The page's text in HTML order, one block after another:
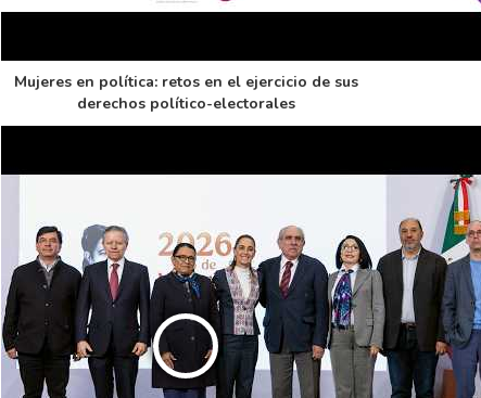
Mujeres en política: retos en el ejercicio de sus
derechos político-electorales